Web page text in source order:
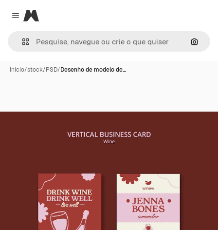
Close menu
Magnific
Início/stock/PSD/Desenho de modelo de…